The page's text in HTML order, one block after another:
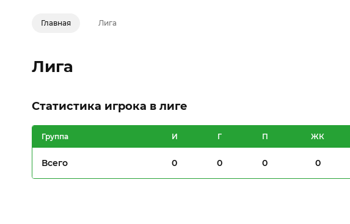
Главная Лига
Лига
Статистика игрока в лиге
Группа И Г П ЖК
Всего 0 0 0 0